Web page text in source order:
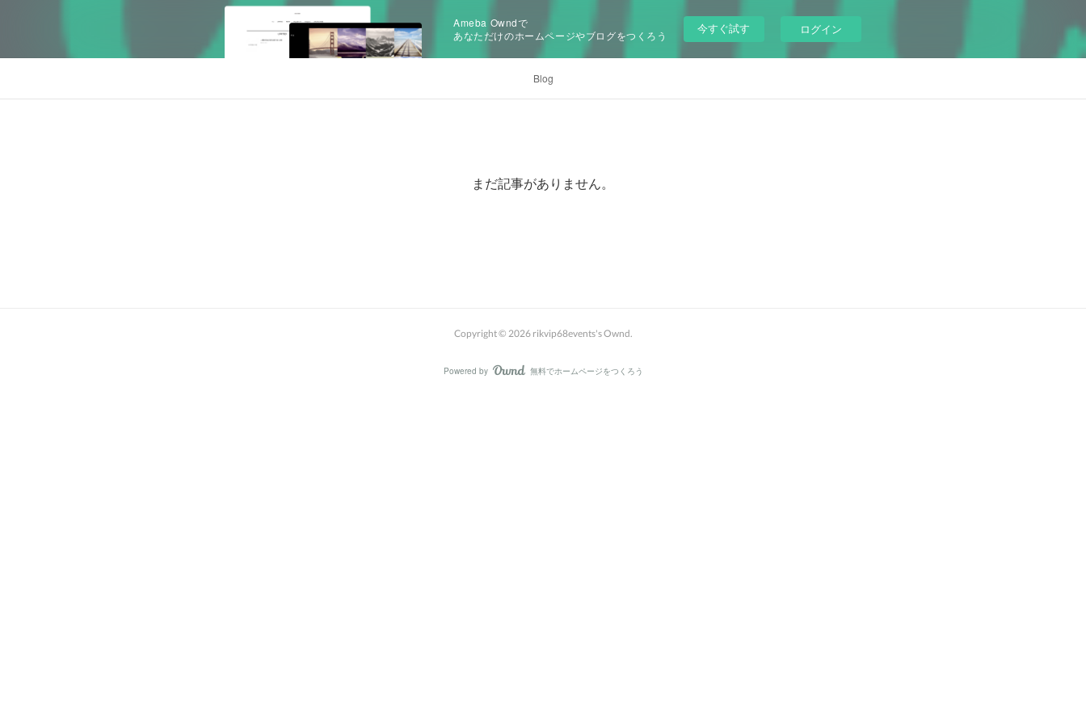
Ameba Owndで
あなただけのホームページやブログをつくろう
今すぐ試す ログイン
Blog
まだ記事がありません。
Copyright © 2026 rikvip68events's Ownd.
Powered by AmebaOwnd
無料でホームページをつくろう